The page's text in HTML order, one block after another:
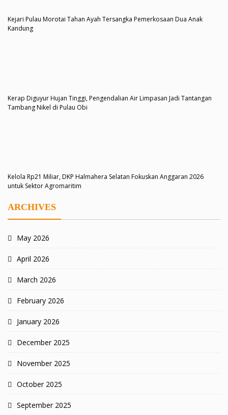
Kejari Pulau Morotai Tahan Ayah Tersangka Pemerkosaan Dua Anak
Kandung
Kerap Diguyur Hujan Tinggi, Pengendalian Air Limpasan Jadi Tantangan
Tambang Nikel di Pulau Obi
Kelola Rp21 Miliar, DKP Halmahera Selatan Fokuskan Anggaran 2026
untuk Sektor Agromaritim
ARCHIVES
May 2026
April 2026
March 2026
February 2026
January 2026
December 2025
November 2025
October 2025
September 2025